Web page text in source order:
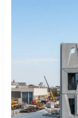
Betonplatten:
Schneidstrategien